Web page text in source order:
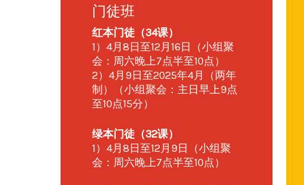
门徒班
红本门徒（34课）
1）4月8日至12月16日（小组聚
会：周六晚上7点半至10点）
2）4月9日至2025年4月（两年
制）（小组聚会：主日早上9点
至10点15分）
绿本门徒（32课）
1）4月8日至12月9日（小组聚
会：周六晚上7点半至10点）